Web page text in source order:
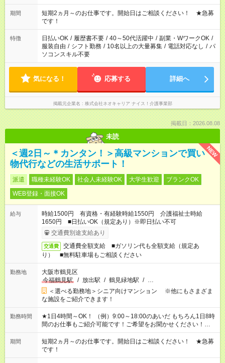
庭の都合でお休みが必要な場合も遠慮なくご相談ください。 ※
週最低15時間以上の勤務が必要です
期間
短期2ヵ月～のお仕事です。開始日はご相談ください！ ★急募
です！
特徴 日払いOK / 履歴書不要 / 40～50代活躍中 / 副業・WワークOK /
服装自由 / シフト勤務 / 10名以上の大量募集 / 電話対応なし / パ
ソコンスキル不要
気になる！ 応募する 詳細へ
掲載元企業名 株式会社ネオキャリア ナイス！介護事業部
掲載日：2026.08.08
未読
NEW
＜週2日～＊カンタン！＞高級マンションで買い
物代行などの生活サポート！
派遣 職種未経験OK 社会人未経験OK 大学生歓迎
ブランクOK
WEB登録・面接OK
給与
時給1500円 有資格・有経験時給1550円 介護福祉士時給
1650円 ■日払いOK（規定あり）※即日払い不可
交通費別途支給あり
交通費
交通費全額支給 ■ガソリン代も全額支給（規定あ
り） ■無料駐車場もご相談ください
勤務地
大阪市鶴見区
今福鶴見駅
/ 放出駅 / 鶴見緑地駅 / …
＜選べる勤務地＞シニア向けマンション ※他にもさまざま
な施設をご紹介できます！
勤務時間
★1日4時間～OK！ （例）9:00～18:00のあいだ もちろん1日8時
間のお仕事もご紹介可能です！ご希望をお聞かせください！★家
庭の都合でお休みが必要な場合も遠慮なくご相談ください。 ※
週最低15時間以上の勤務が必要です
期間
短期2ヵ月～のお仕事です。開始日はご相談ください！ ★急募
です！